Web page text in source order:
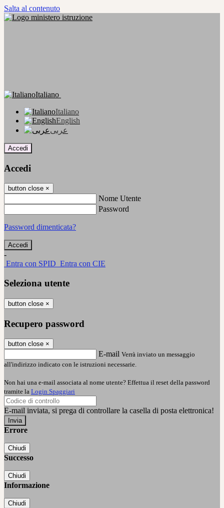
Salta al contenuto
Italiano
Italiano
English
عربى
Accedi
Accedi
button close ×
Nome Utente
Password
Password dimenticata?
-
Entra con SPID Entra con CIE
Seleziona utente
button close ×
Recupero password
button close ×
E-mail Verrà inviato un messaggio
all'indirizzo indicato con le istruzioni necessarie.
Non hai una e-mail associata al nome utente? Effettua il reset della password
tramite la Login Spaggiari
E-mail inviata, si prega di controllare la casella di posta elettronica!
Errore
Chiudi
Successo
Chiudi
Informazione
Chiudi